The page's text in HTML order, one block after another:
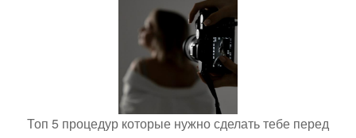
Топ 5 процедур которые нужно сделать тебе перед